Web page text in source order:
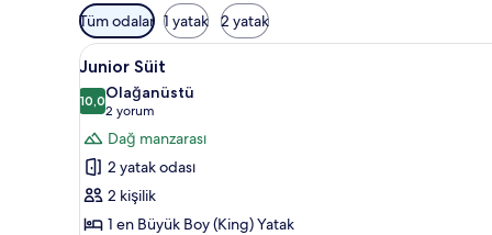
Odalar
için
mevcut
filtreler
Tüm odalar 1 yatak 2 yatak
Junior
Süit
için
tüm
fotoğrafları
görün
Junior Süit | Kaliteli yatak
16
Junior Süit
10,010,0 / 10
Olağanüstü
2 yorum
(2
yorum)
Dağ manzarası
2 yatak odası
2 kişilik
1 en Büyük Boy (King) Yatak